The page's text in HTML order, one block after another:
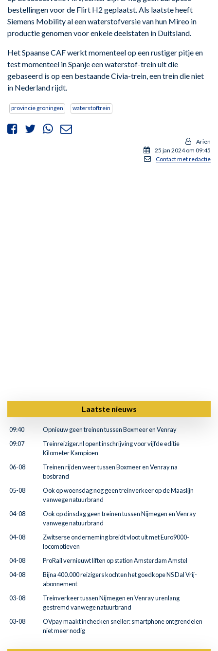
bestellingen voor de Flirt H2 geplaatst. Als laatste heeft
Siemens Mobility al een waterstofversie van hun Mireo in
productie genomen voor enkele deelstaten in Duitsland.
Het Spaanse CAF werkt momenteel op een rustiger pitje en
test momenteel in Spanje een waterstof-trein uit die
gebaseerd is op een bestaande Civia-trein, een trein die niet
in Nederland rijdt.
provincie groningen waterstoftrein
Ariën
25 jan 2024 om 09:45
Contact met redactie
Laatste nieuws
09:40
Opnieuw geen treinen tussen Boxmeer en Venray
09:07
Treinreiziger.nl opent inschrijving voor vijfde editie
Kilometer Kampioen
06-08
Treinen rijden weer tussen Boxmeer en Venray na
bosbrand
05-08
Ook op woensdag nog geen treinverkeer op de Maaslijn
vanwege natuurbrand
04-08
Ook op dinsdag geen treinen tussen Nijmegen en Venray
vanwege natuurbrand
04-08
Zwitserse onderneming breidt vloot uit met Euro9000-
locomotieven
04-08
ProRail vernieuwt liften op station Amsterdam Amstel
04-08
Bijna 400.000 reizigers kochten het goedkope NS Dal Vrij-
abonnement
03-08
Treinverkeer tussen Nijmegen en Venray urenlang
gestremd vanwege natuurbrand
03-08
OVpay maakt inchecken sneller: smartphone ontgrendelen
niet meer nodig